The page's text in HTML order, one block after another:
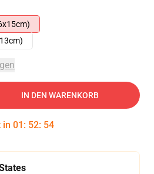
IN DEN WARENKORB
in 01 : 52: 53